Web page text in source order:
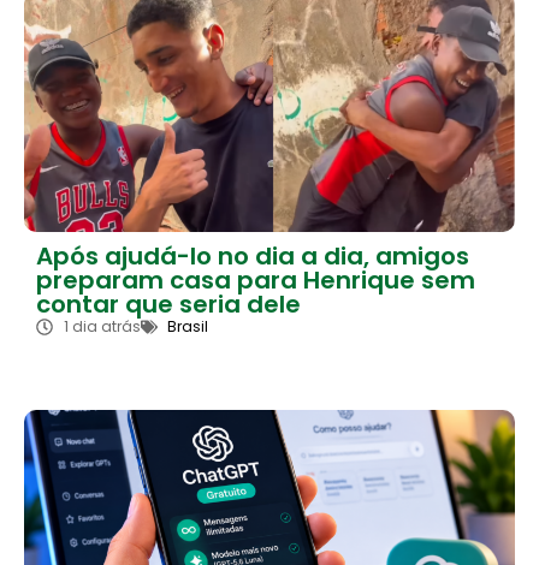
Após ajudá-lo no dia a dia, amigos
preparam casa para Henrique sem
contar que seria dele
1 dia atrás Brasil